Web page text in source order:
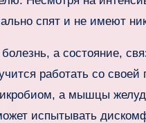
спят и не имеют
а состояние,
работать со
а мышцы
испытывать